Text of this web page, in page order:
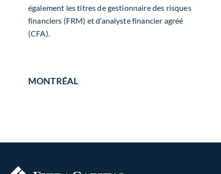
également les titres de gestionnaire des risques
financiers (FRM) et d’analyste financier agréé
(CFA).
MONTRÉAL